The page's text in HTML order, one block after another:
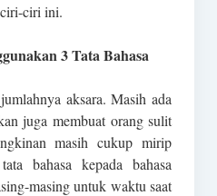
ciri ini.
3 Tata Bahasa
aksara. Masih ada
juga membuat orang sulit
masih cukup mirip
bahasa kepada bahasa
masing untuk waktu saat